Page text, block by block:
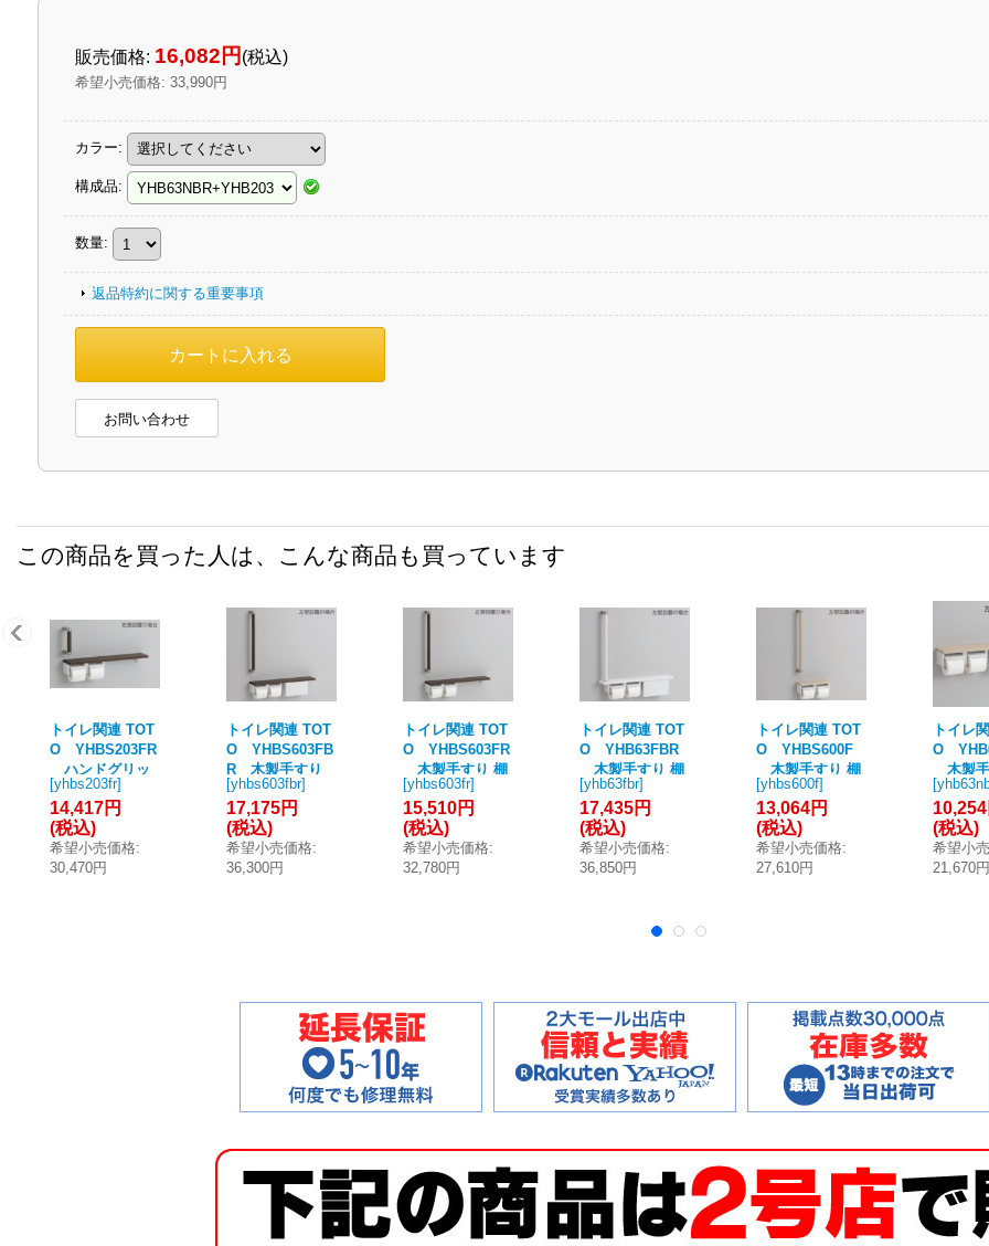
販売価格: 16,082円 (税込)
希望小売価格: 33,990円
カラー:
構成品:
数量:
返品特約に関する重要事項
お問い合わせ
この商品を買った人は、こんな商品も買っています
トイレ関連 TOT
O YHBS203FR
ハンドグリッ
プ 棚別体タイプ
R/L兼用 ※2梱包
[■]
[yhbs203fr]
14,417円
(税込)
希望小売価格:
30,470円
トイレ関連 TOT
O YHBS603FB
R 木製手すり
棚別体タイプ(収
納付) R/L兼用 ※
2梱包 [■]
[yhbs603fbr]
17,175円
(税込)
希望小売価格:
36,300円
トイレ関連 TOT
O YHBS603FR
木製手すり 棚
別体タイプ R/L
兼用 ※2梱包 [■]
[yhbs603fr]
15,510円
(税込)
希望小売価格:
32,780円
トイレ関連 TOT
O YHB63FBR
木製手すり 棚
一体タイプ(収納
付) R/L兼用 [■]
[yhb63fbr]
17,435円
(税込)
希望小売価格:
36,850円
トイレ関連 TOT
O YHBS600F
木製手すり 棚
付二連紙巻器タ
イプ R/L兼用 [■]
[yhbs600f]
13,064円
(税込)
希望小売価格:
27,610円
トイレ
O
木製
タイプ(
R/L兼用
[
10,254
(税込)
希望小
21,670円